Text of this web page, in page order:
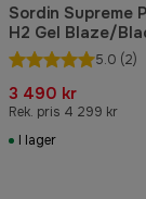
Sordin Supreme
H2 Gel Blaze/
5.0 (2)
3 490 kr
Rek. pris 4 299 kr
I lager